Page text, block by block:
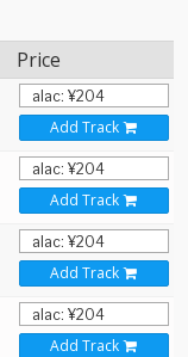
Price
Add Track
Add Track
Add Track
Add Track